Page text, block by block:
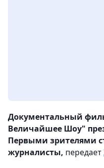
Документальный
Величайшее Шоу"
Первыми зрителями
журналисты, передает